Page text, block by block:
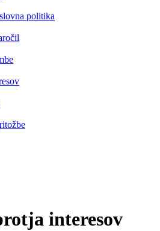
politika
interesov